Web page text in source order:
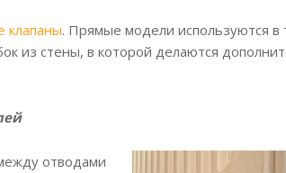
клапаны. Прямые модели используются в
из стены, в которой делаются
отводами